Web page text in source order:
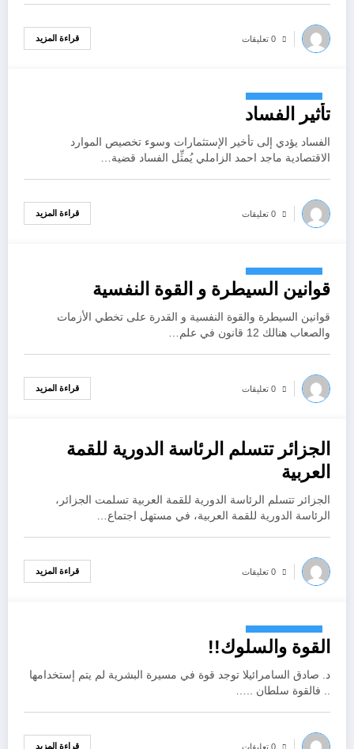
0 تعليقات قراءة المزيد
أكتوبر 26, 2022
تأثير الفساد
الفساد يؤدي إلى تأخير الإستثمارات وسوء تخصيص الموارد
الاقتصادية ماجد احمد الزاملي يُمثِّل الفساد قضية…
0 تعليقات قراءة المزيد
أكتوبر 26, 2022
قوانين السيطرة و القوة النفسية
قوانين السيطرة والقوة النفسية و القدرة على تخطي الأزمات
والصعاب هنالك 12 قانون في علم…
0 تعليقات قراءة المزيد
أكتوبر 26, 2022
الجزائر تتسلم الرئاسة الدورية للقمة
العربية
الجزائر تتسلم الرئاسة الدورية للقمة العربية تسلمت الجزائر،
الرئاسة الدورية للقمة العربية، في مستهل اجتماع…
0 تعليقات قراءة المزيد
القوة والسلوك!!
د. صادق السامرائيلا توجد قوة في مسيرة البشرية لم يتم إستخدامها
.. فالقوة سلطان ..…
0 تعليقات قراءة المزيد